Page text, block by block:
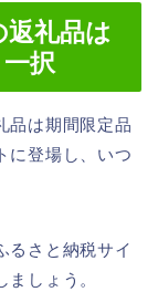
礼品は
択
品は期間限定品
に登場し、いつ
るさと納税サイ
しょう。